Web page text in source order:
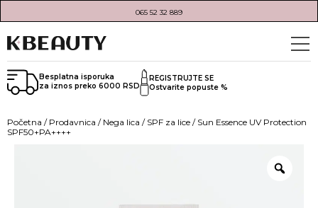
065 52 32 889
Besplatna isporuka
za iznos preko 6000 RSD
REGISTRUJTE SE
Ostvarite popuste %
Početna / Prodavnica / Nega lica / SPF za lice / Sun Essence UV Protection
SPF50+PA++++